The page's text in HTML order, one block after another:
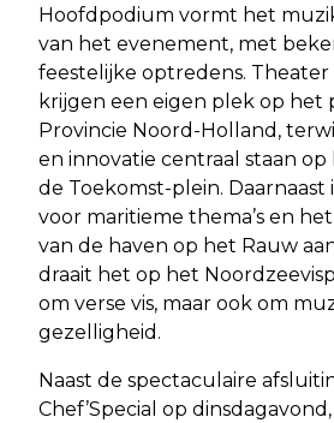
Hoofdpodium vormt het
van het evenement, met
feestelijke optredens.
krijgen een eigen plek op het
Provincie Noord-Holland,
en innovatie centraal staan op
de Toekomst-plein. Daarnaast
voor maritieme thema’s en
van de haven op het Rauw
draait het op het
om verse vis, maar ook om
gezelligheid.
Naast de spectaculaire
Chef’Special op